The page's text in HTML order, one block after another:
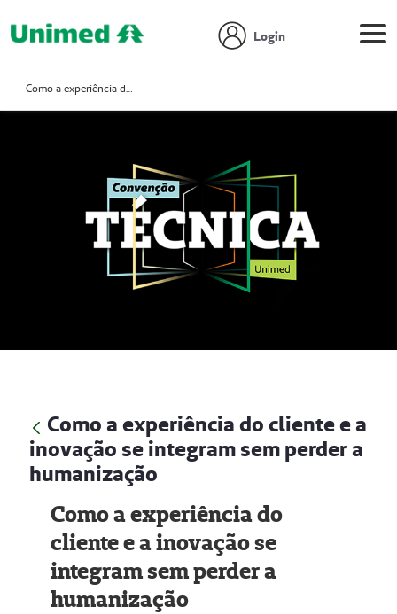
Login
Como a experiência do cliente e a
inovação se integram sem perder a
humanização
Como a experiência do
cliente e a inovação se
integram sem perder a
humanização